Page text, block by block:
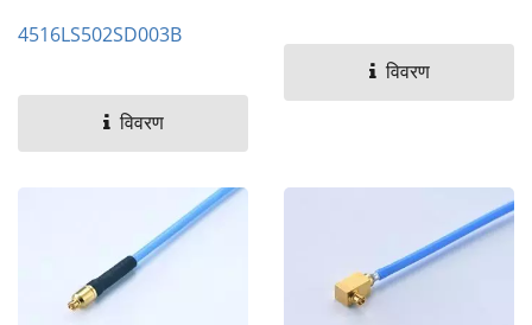
4516LS502SD003B
विवरण
विवरण